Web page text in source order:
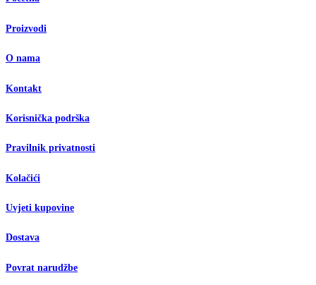
Proizvodi
O nama
Kontakt
Korisnička podrška
Pravilnik privatnosti
Kolačići
Uvjeti kupovine
Dostava
Povrat narudžbe